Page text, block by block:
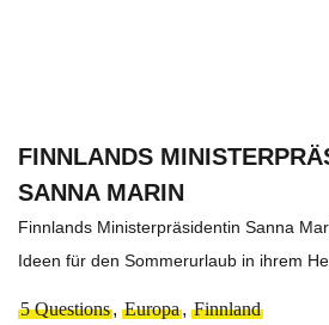
FINNLANDS
SANNA MARIN
Finnlands Ministerpräsidentin Sanna
Ideen für den Sommerurlaub in ihrem
5 Questions, Europa, Finnland